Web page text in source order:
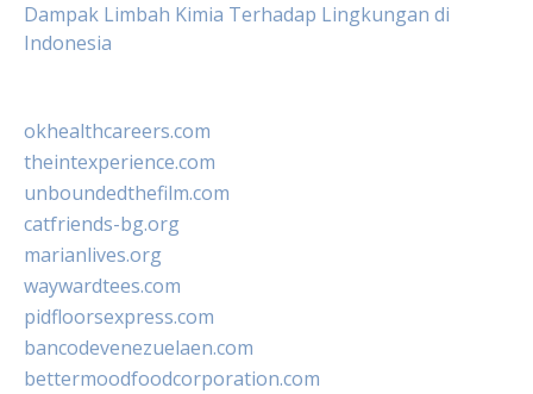
Dampak Limbah Kimia Terhadap Lingkungan di
Indonesia
okhealthcareers.com
theintexperience.com
unboundedthefilm.com
catfriends-bg.org
marianlives.org
waywardtees.com
pidfloorsexpress.com
bancodevenezuelaen.com
bettermoodfoodcorporation.com